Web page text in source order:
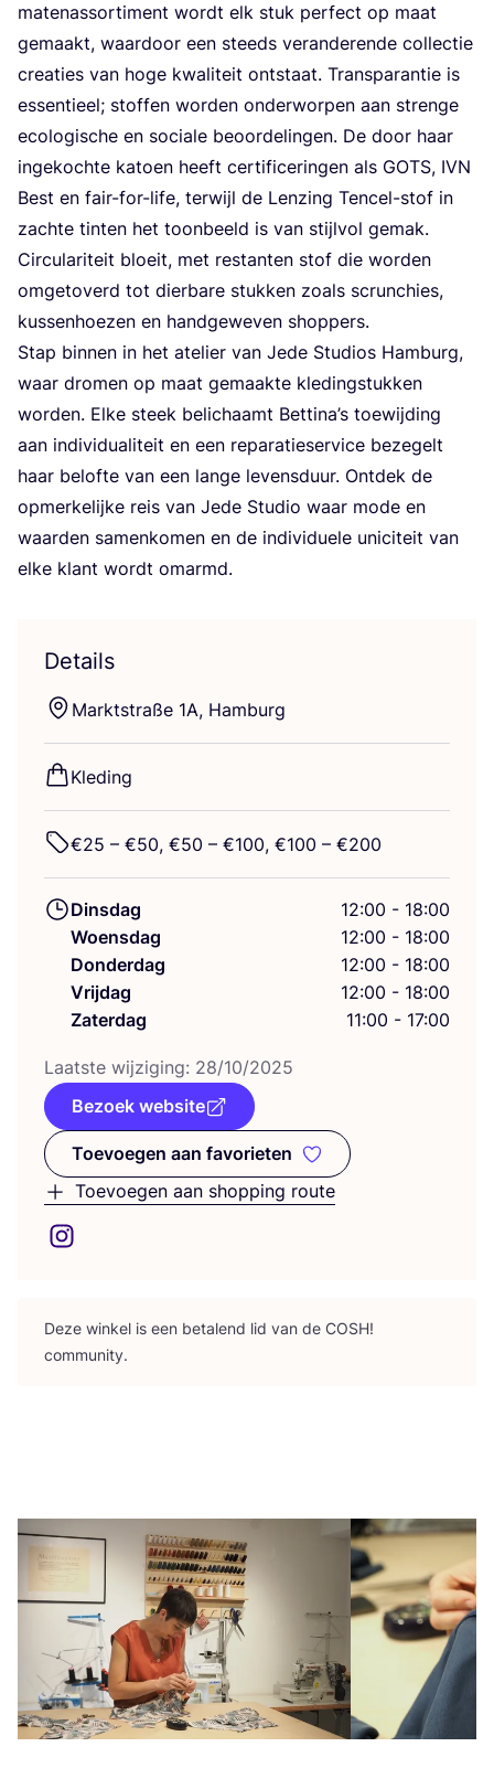
maten­as­sor­ti­ment wordt elk stuk per­fect op maat
gemaakt, waar­door een steeds ver­an­de­ren­de col­lec­tie
cre­a­ties van hoge kwa­li­teit ont­staat. Trans­pa­ran­tie is
essen­ti­eel; stof­fen wor­den onder­wor­pen aan stren­ge
eco­lo­gi­sche en soci­a­le beoor­de­lin­gen. De door haar
inge­koch­te katoen heeft cer­ti­fi­ce­rin­gen als GOTS, IVN
Best en fair-for-life, ter­wijl de Len­zing Ten­cel-stof in
zach­te tin­ten het toon­beeld is van stijl­vol gemak.
Cir­cu­la­ri­teit bloeit, met res­tan­ten stof die wor­den
omge­to­verd tot dier­ba­re stuk­ken zoals scrunchies,
kus­sen­hoe­zen en hand­ge­we­ven shoppers.
Stap bin­nen in het ate­lier van Jede Stu­dios Ham­burg,
waar dro­men op maat gemaak­te kle­ding­stuk­ken
wor­den. Elke steek beli­chaamt Bet­ti­na’s toe­wij­ding
aan indi­vi­du­a­li­teit en een repa­ra­tie­ser­vi­ce beze­gelt
haar belof­te van een lan­ge levens­duur. Ont­dek de
opmer­ke­lij­ke reis van Jede Stu­dio waar mode en
waar­den samen­ko­men en de indi­vi­du­e­le uni­ci­teit van
elke klant wordt omarmd.
Details
Markt­straße 1A, Hamburg
Kle­ding
€25 – €50, €50 – €100, €100 – €200
Dinsdag
12:00 - 18:00
Woensdag
12:00 - 18:00
Donderdag
12:00 - 18:00
Vrijdag
12:00 - 18:00
Zaterdag
11:00 - 17:00
Laat­ste wij­zi­ging: 28/10/2025
Bezoek website
Toevoegen aan favorieten
Toevoegen aan favorieten
Toevoegen aan shopping route
Deze win­kel is een beta­lend lid van de COSH!
community.